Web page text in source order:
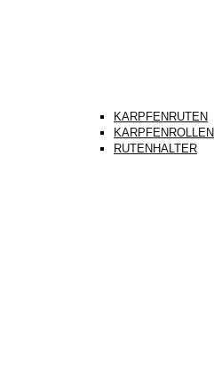
KARPFENRUTEN
KARPFENROLLEN
RUTENHALTER